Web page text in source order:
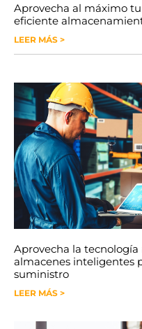
Aprovecha al máximo tu
eficiente
LEER MÁS >
Aprovecha la
almacenes inteligentes
suministro
LEER MÁS >